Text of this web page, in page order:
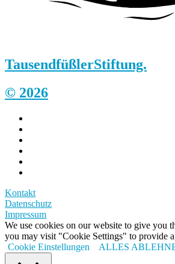
TausendfüßlerStiftung.
© 2026
Kontakt
Datenschutz
Impressum
We use cookies on our website to give you
you may visit "Cookie Settings" to provide
Cookie Einstellungen
ALLES